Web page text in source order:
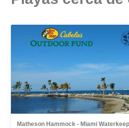
Matheson Hammock - Miami